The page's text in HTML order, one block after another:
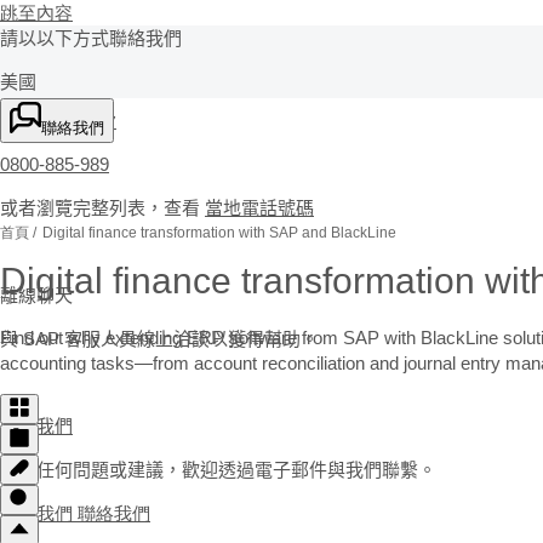
跳至內容
請以以下方式聯絡我們
美國
+1-800-872-1727
0800-885-989
或者瀏覽完整列表，查看 當地電話號碼
離線聊天
與 SAP 客服人員線上洽談以獲得幫助。
聯絡我們
如有任何問題或建議，歡迎透過電子郵件與我們聯繫。
聯絡我們 聯絡我們
聯絡我們
首頁 Digital finance transformation with SAP and BlackLine
Digital finance transformation
Find out why extending ERP software from SAP with BlackLine
accounting tasks—from account reconciliation and journal entry